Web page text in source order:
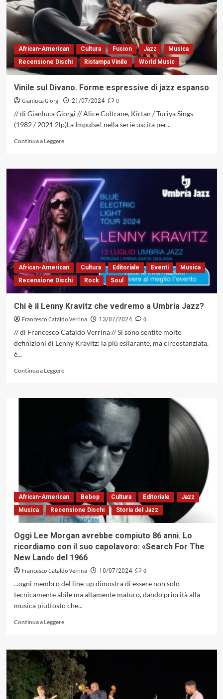
African-American Cultura Fusion Jazz
Musica
Recensione Dischi
Ristampa Vinile World Music
Vinile sul Divano. Forme espressive di jazz espanso
Gianluca Giorgi 21/07/2024
0
// di Gianluca Giorgi // Alice Coltrane, Kirtan / Turiya Sings
(1982 / 2021 2lp)La Impulse! nella serie uscita per...
Continua a LeggereLeggi
su
Vinile
sul
Divano.
Forme
espressive
di
jazz
espanso
African-American Cultura Editoriale Eventi
Musica
Recensione Dischi
Rock Soul
Chi è il Lenny Kravitz che vedremo a Umbria Jazz?
Francesco Cataldo Verrina 13/07/2024
0
// di Francesco Cataldo Verrina // Si sono sentite molte
definizioni di Lenny Kravitz: la più esilarante, ma circostanziata,
è...
Continua a LeggereLeggi
su
Kravitz
vedremo
Umbria
Jazz?
African-American Bebop Cultura Editoriale
Jazz
Musica
Recensione Dischi Storia del Jazz
Oggi Lee Morgan avrebbe compiuto 86 anni. Lo
ricordiamo con il suo capolavoro: «Search For The
New Land» del 1966
Francesco Cataldo Verrina 10/07/2024
0
...ogni membro del line-up dimostra di essere non solo
tecnicamente abile ma altamente maturo, dando priorità alla
musica piuttosto che...
Continua a LeggereLeggi
su
Oggi
Lee
Morgan
avrebbe
compiuto